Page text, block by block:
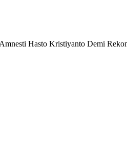
Hasto Kristiyanto Demi